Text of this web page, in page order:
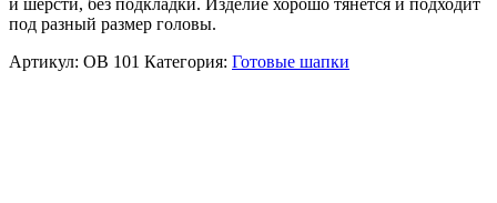
под разный размер головы.
Артикул: ОВ 101 Категория: Готовые шапки